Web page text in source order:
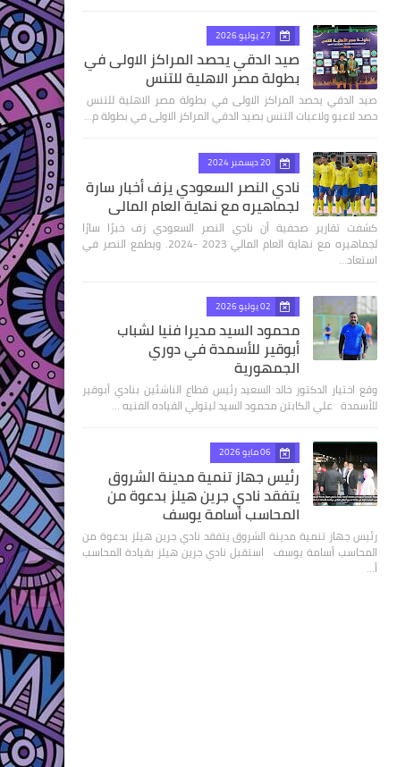
27 يوليو 2026
صيد الدقي يحصد المراكز الاولى في
بطولة مصر الاهلية للتنس
صيد الدقي يحصد المراكز الاولى في بطولة مصر الاهلية للتنس
حصد لاعبو ولاعبات التنس بصيد الدقي المراكز الاولى في بطولة م…
20 ديسمبر 2024
نادي النصر السعودي يزف أخبار سارة
لجماهيره مع نهاية العام المالي
كشفت تقارير صحفية أن نادي النصر السعودي زف خبرًا سارًا
لجماهيره مع نهاية العام المالي 2023 -2024. ويطمع النصر في
استعاد…
02 يوليو 2026
محمود السيد مديرا فنيا لشباب
أبوقير للأسمدة في دوري
الجمهورية
وقع اختيار الدكتور خالد السعيد رئيس قطاع الناشئين بنادي أبوقير
للأسمدة علي الكابتن محمود السيد ليتولي القياده الفنيه …
06 مايو 2026
رئيس جهاز تنمية مدينة الشروق
يتفقد نادي جرين هيلز بدعوة من
المحاسب أسامة يوسف
رئيس جهاز تنمية مدينة الشروق يتفقد نادي جرين هيلز بدعوة من
المحاسب أسامة يوسف استقبل نادي جرين هيلز بقيادة المحاسب
أ…